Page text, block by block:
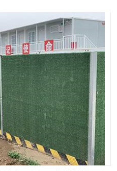
钢结构配件
彩钢板